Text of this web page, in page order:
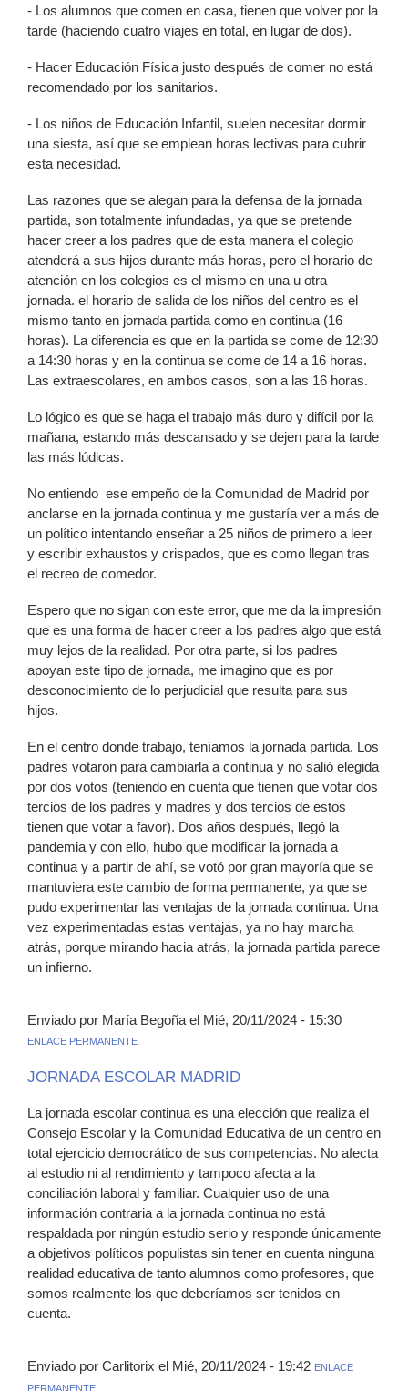
- Los alumnos que comen en casa, tienen que volver por la
tarde (haciendo cuatro viajes en total, en lugar de dos).
- Hacer Educación Física justo después de comer no está
recomendado por los sanitarios.
- Los niños de Educación Infantil, suelen necesitar dormir
una siesta, así que se emplean horas lectivas para cubrir
esta necesidad.
Las razones que se alegan para la defensa de la jornada
partida, son totalmente infundadas, ya que se pretende
hacer creer a los padres que de esta manera el colegio
atenderá a sus hijos durante más horas, pero el horario de
atención en los colegios es el mismo en una u otra
jornada. el horario de salida de los niños del centro es el
mismo tanto en jornada partida como en continua (16
horas). La diferencia es que en la partida se come de 12:30
a 14:30 horas y en la continua se come de 14 a 16 horas.
Las extraescolares, en ambos casos, son a las 16 horas.
Lo lógico es que se haga el trabajo más duro y difícil por la
mañana, estando más descansado y se dejen para la tarde
las más lúdicas.
No entiendo ese empeño de la Comunidad de Madrid por
anclarse en la jornada continua y me gustaría ver a más de
un político intentando enseñar a 25 niños de primero a leer
y escribir exhaustos y crispados, que es como llegan tras
el recreo de comedor.
Espero que no sigan con este error, que me da la impresión
que es una forma de hacer creer a los padres algo que está
muy lejos de la realidad. Por otra parte, si los padres
apoyan este tipo de jornada, me imagino que es por
desconocimiento de lo perjudicial que resulta para sus
hijos.
En el centro donde trabajo, teníamos la jornada partida. Los
padres votaron para cambiarla a continua y no salió elegida
por dos votos (teniendo en cuenta que tienen que votar dos
tercios de los padres y madres y dos tercios de estos
tienen que votar a favor). Dos años después, llegó la
pandemia y con ello, hubo que modificar la jornada a
continua y a partir de ahí, se votó por gran mayoría que se
mantuviera este cambio de forma permanente, ya que se
pudo experimentar las ventajas de la jornada continua. Una
vez experimentadas estas ventajas, ya no hay marcha
atrás, porque mirando hacia atrás, la jornada partida parece
un infierno.
Enviado por María Begoña el Mié, 20/11/2024 - 15:30
ENLACE PERMANENTE
JORNADA ESCOLAR MADRID
La jornada escolar continua es una elección que realiza el
Consejo Escolar y la Comunidad Educativa de un centro en
total ejercicio democrático de sus competencias. No afecta
al estudio ni al rendimiento y tampoco afecta a la
conciliación laboral y familiar. Cualquier uso de una
información contraria a la jornada continua no está
respaldada por ningún estudio serio y responde únicamente
a objetivos políticos populistas sin tener en cuenta ninguna
realidad educativa de tanto alumnos como profesores, que
somos realmente los que deberíamos ser tenidos en
cuenta.
Enviado por Carlitorix el Mié, 20/11/2024 - 19:42 ENLACE
PERMANENTE